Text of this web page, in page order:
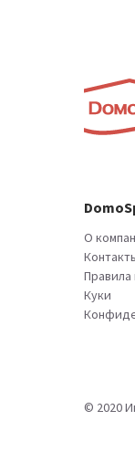
О
Правила
Куки
© 2020